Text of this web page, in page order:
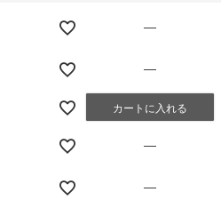
—
—
カートに入れる
—
—